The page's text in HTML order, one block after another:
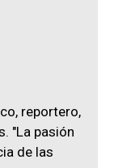
reportero,
"La pasión
de las